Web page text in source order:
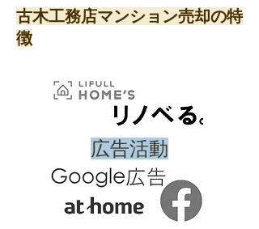
古木工務店マンション売却の特
徴
広告活動